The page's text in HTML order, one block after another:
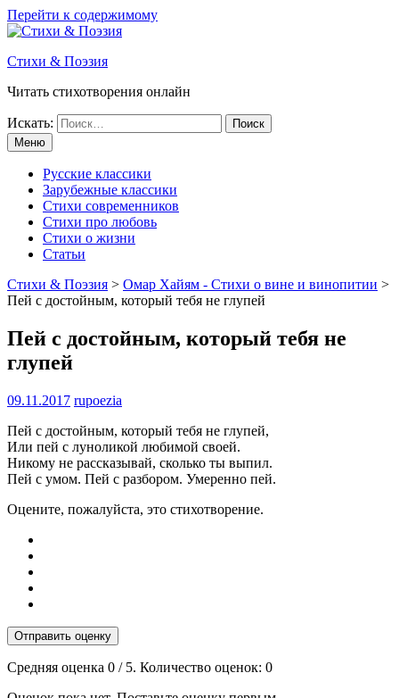
Перейти к содержимому
Стихи & Поэзия
Читать стихотворения онлайн
Искать:
Меню
Русские классики
Зарубежные классики
Стихи современников
Стихи про любовь
Стихи о жизни
Статьи
Стихи & Поэзия > Омар Хайям - Стихи о вине и винопитии >
Пей с достойным, который тебя не глупей
Пей с достойным, который тебя не
глупей
09.11.2017 rupoezia
Пей с достойным, который тебя не глупей,
Или пей с луноликой любимой своей.
Никому не рассказывай, сколько ты выпил.
Пей с умом. Пей с разбором. Умеренно пей.
Оцените, пожалуйста, это стихотворение.
Отправить оценку
Средняя оценка 0 / 5. Количество оценок: 0